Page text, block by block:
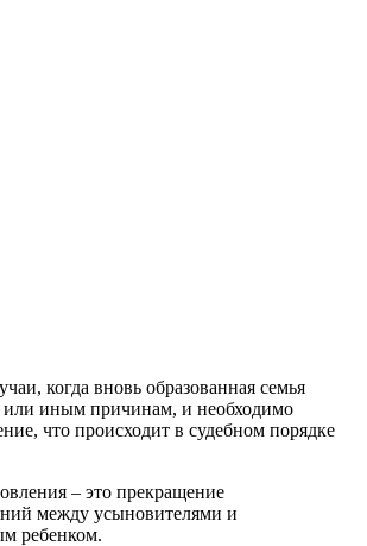
когда вновь образованная семья
или иным причинам, и необходимо
что происходит в судебном порядке
– это прекращение
между усыновителями и
ребенком.